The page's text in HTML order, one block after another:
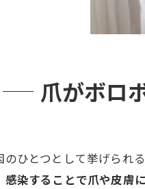
爪がボロ
ひとつとして挙げられる
染することで爪や皮膚